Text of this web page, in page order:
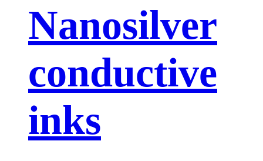
Nanosilver
conductive
inks